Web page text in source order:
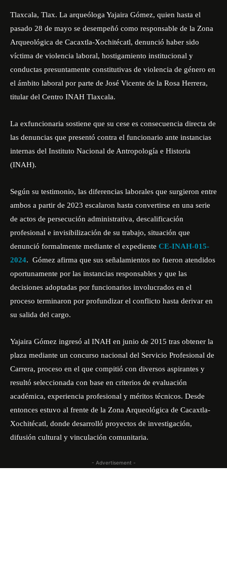
Tlaxcala, Tlax. La arqueóloga Yajaira Gómez, quien hasta el
pasado 28 de mayo se desempeñó como responsable de la Zona
Arqueológica de Cacaxtla-Xochitécatl, denunció haber sido
víctima de violencia laboral, hostigamiento institucional y
conductas presuntamente constitutivas de violencia de género en
el ámbito laboral por parte de José Vicente de la Rosa Herrera,
titular del Centro INAH Tlaxcala.
La exfuncionaria sostiene que su cese es consecuencia directa de
las denuncias que presentó contra el funcionario ante instancias
internas del Instituto Nacional de Antropología e Historia
(INAH).
Según su testimonio, las diferencias laborales que surgieron entre
ambos a partir de 2023 escalaron hasta convertirse en una serie
de actos de persecución administrativa, descalificación
profesional e invisibilización de su trabajo, situación que
denunció formalmente mediante el expediente CE-INAH-015-
2024. Gómez afirma que sus señalamientos no fueron atendidos
oportunamente por las instancias responsables y que las
decisiones adoptadas por funcionarios involucrados en el
proceso terminaron por profundizar el conflicto hasta derivar en
su salida del cargo.
Yajaira Gómez ingresó al INAH en junio de 2015 tras obtener la
plaza mediante un concurso nacional del Servicio Profesional de
Carrera, proceso en el que compitió con diversos aspirantes y
resultó seleccionada con base en criterios de evaluación
académica, experiencia profesional y méritos técnicos. Desde
entonces estuvo al frente de la Zona Arqueológica de Cacaxtla-
Xochitécatl, donde desarrolló proyectos de investigación,
difusión cultural y vinculación comunitaria.
- Advertisement -